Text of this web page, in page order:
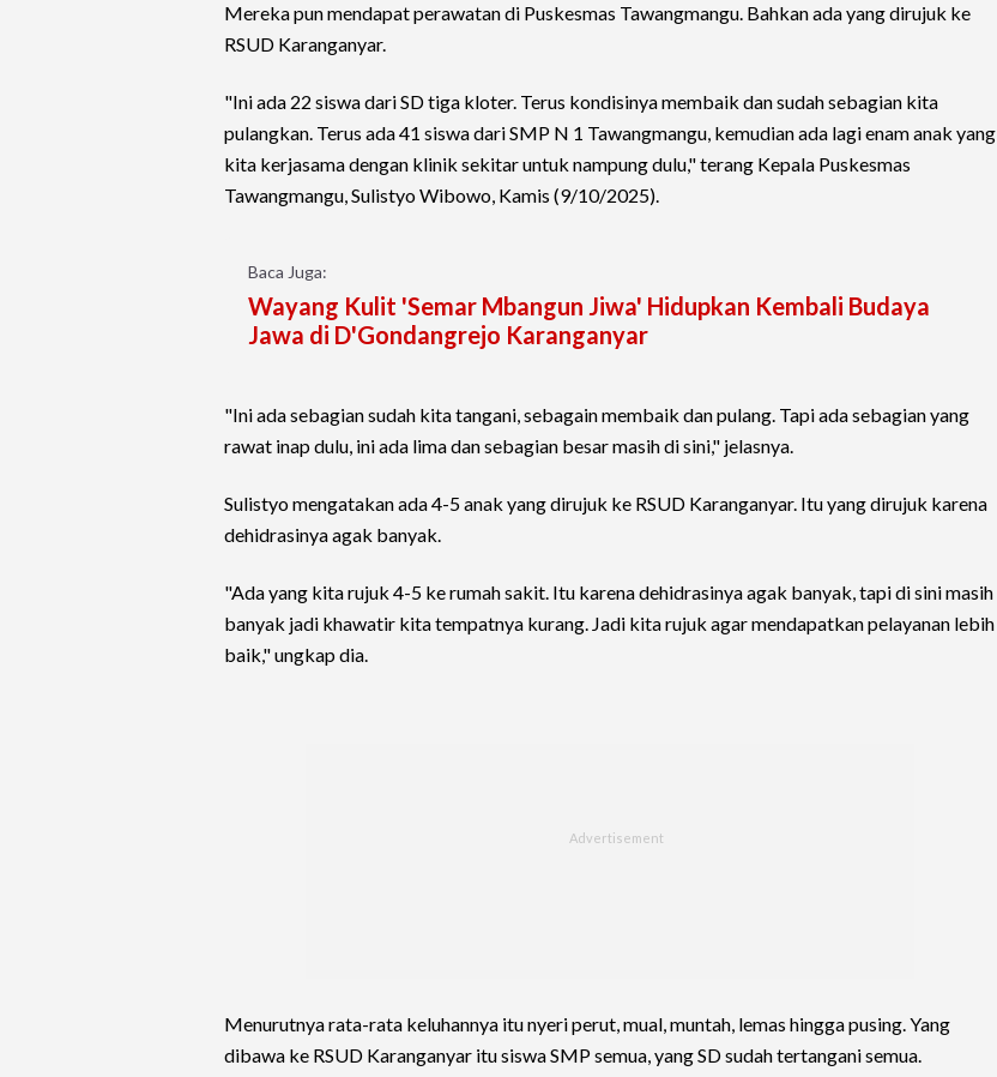
Mereka pun mendapat perawatan di Puskesmas Tawangmangu. Bahkan ada yang dirujuk ke
RSUD Karanganyar.
"Ini ada 22 siswa dari SD tiga kloter. Terus kondisinya membaik dan sudah sebagian kita
pulangkan. Terus ada 41 siswa dari SMP N 1 Tawangmangu, kemudian ada lagi enam anak yang
kita kerjasama dengan klinik sekitar untuk nampung dulu," terang Kepala Puskesmas
Tawangmangu, Sulistyo Wibowo, Kamis (9/10/2025).
Baca Juga:
Wayang Kulit 'Semar Mbangun Jiwa' Hidupkan Kembali Budaya
Jawa di D'Gondangrejo Karanganyar
"Ini ada sebagian sudah kita tangani, sebagain membaik dan pulang. Tapi ada sebagian yang
rawat inap dulu, ini ada lima dan sebagian besar masih di sini," jelasnya.
Sulistyo mengatakan ada 4-5 anak yang dirujuk ke RSUD Karanganyar. Itu yang dirujuk karena
dehidrasinya agak banyak.
"Ada yang kita rujuk 4-5 ke rumah sakit. Itu karena dehidrasinya agak banyak, tapi di sini masih
banyak jadi khawatir kita tempatnya kurang. Jadi kita rujuk agar mendapatkan pelayanan lebih
baik," ungkap dia.
Menurutnya rata-rata keluhannya itu nyeri perut, mual, muntah, lemas hingga pusing. Yang
dibawa ke RSUD Karanganyar itu siswa SMP semua, yang SD sudah tertangani semua.